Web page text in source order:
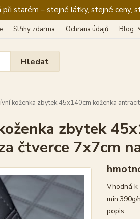
starém – stejné látky, stejné ceny,
Střihy zdarma Ochrana údajů Blog
Hledat
koženka zbytek 45x140cm koženka
zbytek
čtverce 7x7cm
Vhodná k
popis